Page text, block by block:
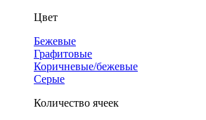
Цвет
Бежевые
Графитовые
Коричневые/бежевые
Серые
Количество ячеек